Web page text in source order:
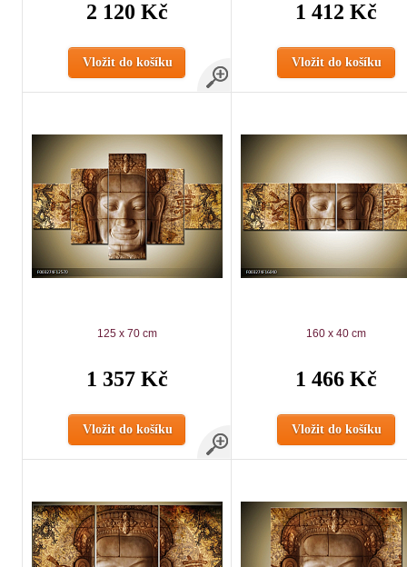
2 120 Kč
Vložit do košíku
1 412 Kč
Vložit do košíku
125 x 70 cm
1 357 Kč
Vložit do košíku
160 x 40 cm
1 466 Kč
Vložit do košíku